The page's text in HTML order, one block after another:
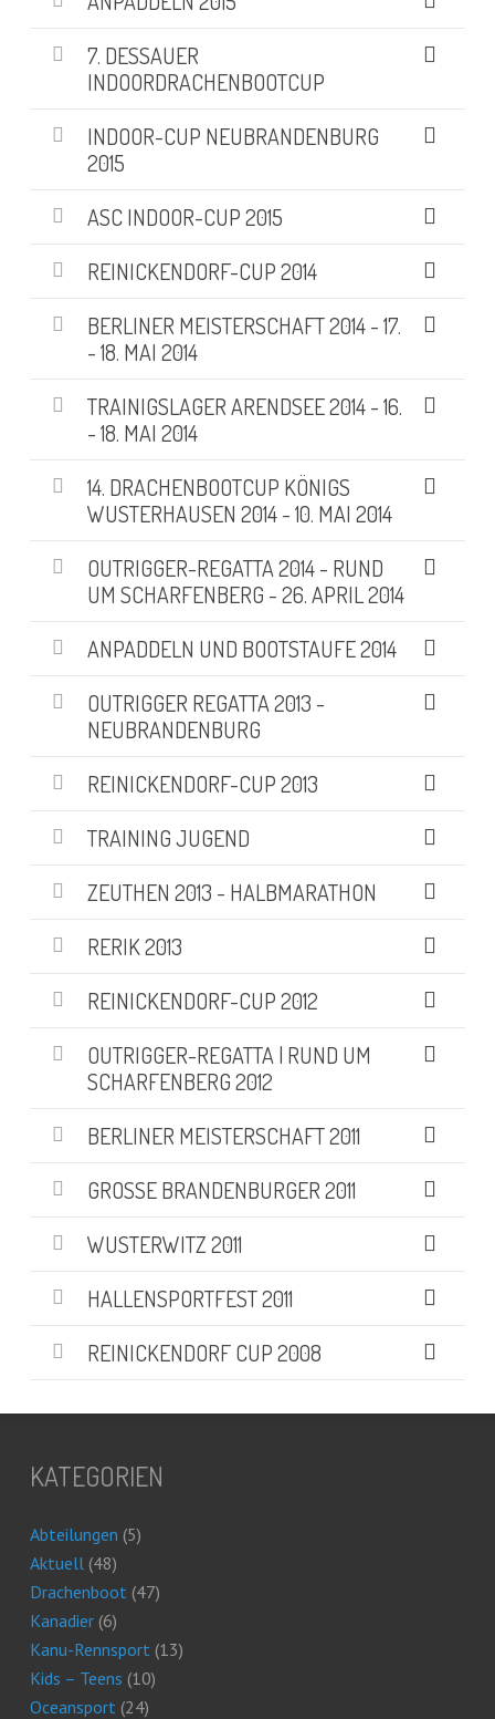
7. DESSAUER
INDOORDRACHENBOOTCUP
INDOOR-CUP NEUBRANDENBURG
2015
ASC INDOOR-CUP 2015
REINICKENDORF-CUP 2014
BERLINER MEISTERSCHAFT 2014 - 17.
- 18. MAI 2014
TRAINIGSLAGER ARENDSEE 2014 - 16.
- 18. MAI 2014
14. DRACHENBOOTCUP KÖNIGS
WUSTERHAUSEN 2014 - 10. MAI 2014
OUTRIGGER-REGATTA 2014 - RUND
UM SCHARFENBERG - 26. APRIL 2014
ANPADDELN UND BOOTSTAUFE 2014
OUTRIGGER REGATTA 2013 -
NEUBRANDENBURG
REINICKENDORF-CUP 2013
TRAINING JUGEND
ZEUTHEN 2013 - HALBMARATHON
RERIK 2013
REINICKENDORF-CUP 2012
OUTRIGGER-REGATTA | RUND UM
SCHARFENBERG 2012
BERLINER MEISTERSCHAFT 2011
GROSSE BRANDENBURGER 2011
WUSTERWITZ 2011
HALLENSPORTFEST 2011
REINICKENDORF CUP 2008
KATEGORIEN
Abteilungen (5)
Aktuell (48)
Drachenboot (47)
Kanadier(6)
Kanu-Rennsport (13)
Kids – Teens (10)
Oceansport (24)